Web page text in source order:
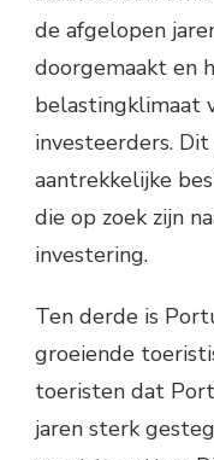
de afgelopen
doorgemaakt en
belastingklimaat
investeerders.
aantrekkelijke
die op zoek zijn
investering.
Ten derde is
groeiende
toeristen dat
jaren sterk